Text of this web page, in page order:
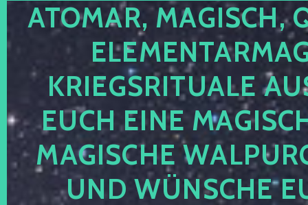
ATOMAR, MAGISCH,
KRIEGSRITUALE
EUCH EINE
MAGISCHE
UND WÜNSCHE